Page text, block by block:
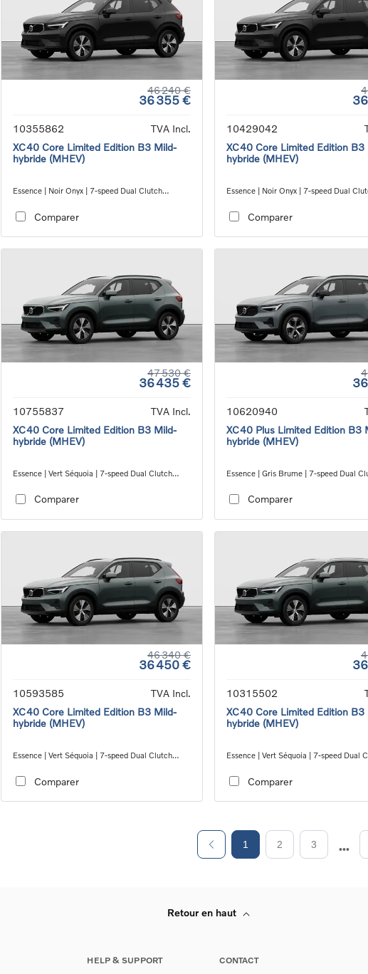
46 240 €
36 355 €
10355862
TVA Incl.
XC40 Core Limited Edition B3 Mild-
hybride (MHEV)
Essence | Noir Onyx | 7-speed Dual Clutch
Comparer
10429042
XC40 Core Limited Edition B3
hybride (MHEV)
Essence | Noir Onyx | 7-speed Dual
Comparer
47 530 €
36 435 €
10755837
TVA Incl.
XC40 Core Limited Edition B3 Mild-
hybride (MHEV)
Essence | Vert Séquoia | 7-speed Dual Clutch
Comparer
10620940
XC40 Plus Limited Edition B3
hybride (MHEV)
Essence | Gris Brume | 7-speed Dual
Comparer
46 340 €
36 450 €
10593585
TVA Incl.
XC40 Core Limited Edition B3 Mild-
hybride (MHEV)
Essence | Vert Séquoia | 7-speed Dual Clutch
Comparer
10315502
XC40 Core Limited Edition B3
hybride (MHEV)
Essence | Vert Séquoia | 7-speed Dual
Comparer
1 2 3
Retour en haut
HELP & SUPPORT CONTACT